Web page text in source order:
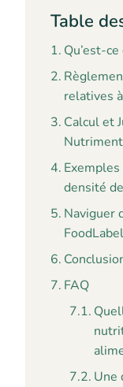
Table
Qu’est-
relatives
Calcul et
densité
Naviguer
FAQ
Une